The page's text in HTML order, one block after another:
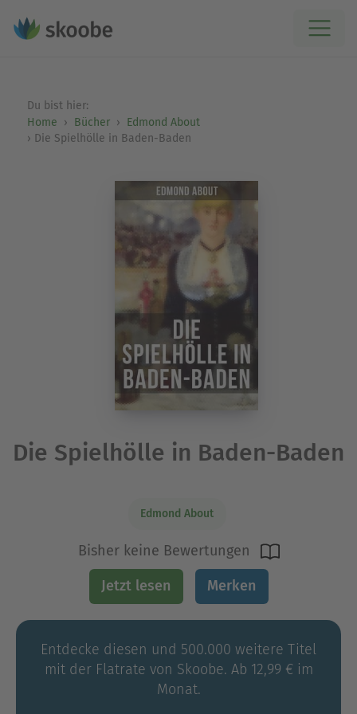
Du bist hier:
Home
Bücher
Edmond About
Die Spielhölle in Baden-Baden
Die Spielhölle in Baden-Baden
Edmond About
Bisher keine Bewertungen
Jetzt lesen Merken
Entdecke diesen und 500.000 weitere Titel
mit der Flatrate von Skoobe. Ab 12,99 € im
Monat.